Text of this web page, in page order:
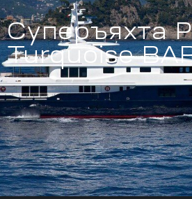
Суперъяхта
Turquoise